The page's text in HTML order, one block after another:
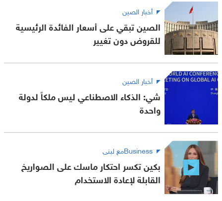
أخبار الصين
الصين تبقي على أسعار الفائدة الرئيسية
للقروض دون تغيير
أخبار الصين
شي: الذكاء الاصطناعي ليس ملكاً لدولة
واحدة
Businessمع لبنى
بكين تكسر احتكار ماسك على الصواريخ
القابلة لإعادة الاستخدام